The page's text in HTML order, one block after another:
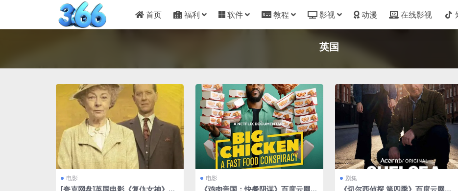
首页 福利 软件 教程 影视 动漫 在线影视
英国
电影
[夸克网盘]英国电影《复仇女神》
电影
《鸡肉帝国：快餐阴谋》百度云网盘
剧集
《切尔西侦探 第四季》百度云网盘